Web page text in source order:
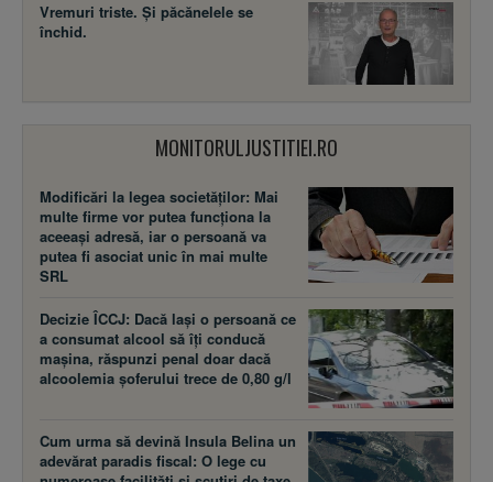
Vremuri triste. Şi păcănelele se
închid.
MONITORULJUSTITIEI.RO
Modificări la legea societăţilor: Mai
multe firme vor putea funcţiona la
aceeaşi adresă, iar o persoană va
putea fi asociat unic în mai multe
SRL
Decizie ÎCCJ: Dacă laşi o persoană ce
a consumat alcool să îţi conducă
maşina, răspunzi penal doar dacă
alcoolemia şoferului trece de 0,80 g/l
Cum urma să devină Insula Belina un
adevărat paradis fiscal: O lege cu